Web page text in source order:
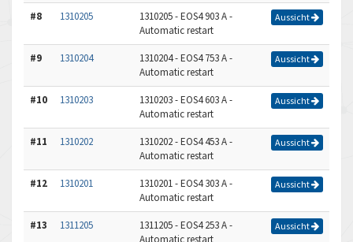
#8 1310205
1310205 - EOS4 903 A -
Automatic restart
Aussicht
#9 1310204
1310204 - EOS4 753 A -
Automatic restart
Aussicht
#10 1310203
1310203 - EOS4 603 A -
Automatic restart
Aussicht
#11 1310202
1310202 - EOS4 453 A -
Automatic restart
Aussicht
#12 1310201
1310201 - EOS4 303 A -
Automatic restart
Aussicht
#13 1311205
1311205 - EOS4 253 A -
Automatic restart
Aussicht